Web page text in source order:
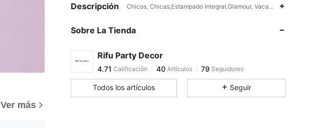
Ver más
Descripción Chicos, Chicas,Estampado Integral,Glamour, Vacaciones, Fiesta
Sobre La Tienda
Rifu Party Decor
4.71
Calificación
b***2pagó Hace 1 día
4.71
Todos los artículos Seguir